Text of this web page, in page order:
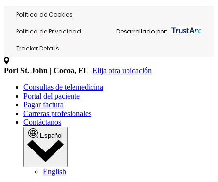
Política de Cookies
Política de Privacidad
Tracker Details
Desarrollado por:
Port St. John | Cocoa, FL Elija otra ubicación
Consultas de telemedicina
Portal del paciente
Pagar factura
Carreras profesionales
Contáctanos
Español
English